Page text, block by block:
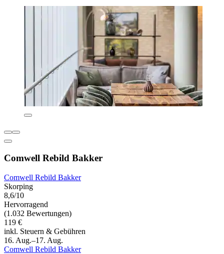
Comwell Rebild Bakker
Comwell Rebild Bakker
Skorping
8,6/10
Hervorragend
(1.032 Bewertungen)
119 €
inkl. Steuern & Gebühren
16. Aug.–17. Aug.
Comwell Rebild Bakker